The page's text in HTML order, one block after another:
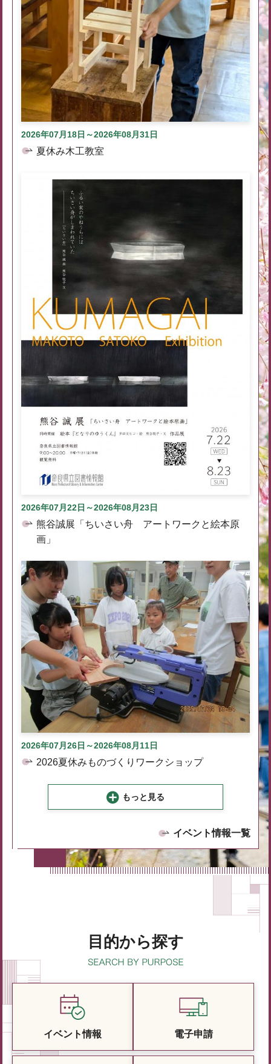
2026年07月18日～2026年08月31日
夏休み木工教室
2026年07月22日～2026年08月23日
熊谷誠展「ちいさい舟 アートワークと絵本原
画」
2026年07月26日～2026年08月11日
2026夏休みものづくりワークショップ
もっと見る
イベント情報一覧
目的から探す
イベント情報 電子申請